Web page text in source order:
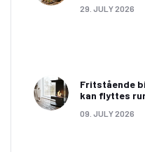
29. JULY 2026
Fritstående
kan flyttes
09. JULY 2026